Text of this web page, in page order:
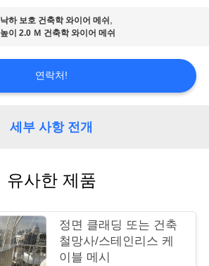
낙하 보호 건축학 와이어 메쉬 ,
높이 2.0 Ｍ 건축학 와이어 메쉬
연락처!
세부 사항 전개
유사한 제품
정면 클래딩 또는 건축
철망사/스테인리스 케
이블 메시